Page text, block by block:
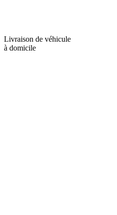
Livraison de véhicule
à domicile